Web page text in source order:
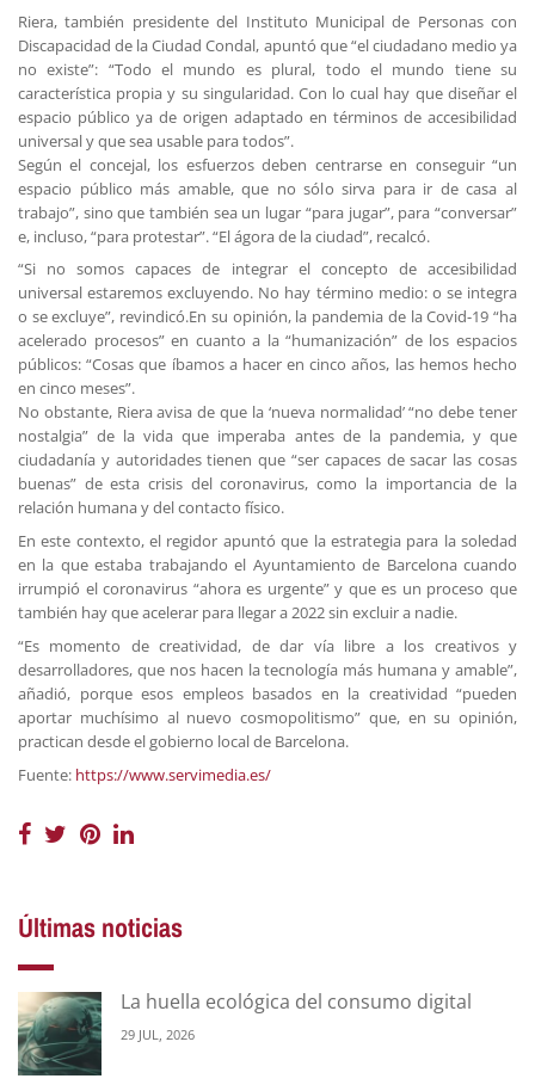
Riera, también presidente del Instituto Municipal de Personas con
Discapacidad de la Ciudad Condal, apuntó que “el ciudadano medio ya
no existe”: “Todo el mundo es plural, todo el mundo tiene su
característica propia y su singularidad. Con lo cual hay que diseñar el
espacio público ya de origen adaptado en términos de accesibilidad
universal y que sea usable para todos”.
Según el concejal, los esfuerzos deben centrarse en conseguir “un
espacio público más amable, que no sólo sirva para ir de casa al
trabajo”, sino que también sea un lugar “para jugar”, para “conversar”
e, incluso, “para protestar”. “El ágora de la ciudad”, recalcó.
“Si no somos capaces de integrar el concepto de accesibilidad
universal estaremos excluyendo. No hay término medio: o se integra
o se excluye”, revindicó.En su opinión, la pandemia de la Covid-19 “ha
acelerado procesos” en cuanto a la “humanización” de los espacios
públicos: “Cosas que íbamos a hacer en cinco años, las hemos hecho
en cinco meses”.
No obstante, Riera avisa de que la ‘nueva normalidad’ “no debe tener
nostalgia” de la vida que imperaba antes de la pandemia, y que
ciudadanía y autoridades tienen que “ser capaces de sacar las cosas
buenas” de esta crisis del coronavirus, como la importancia de la
relación humana y del contacto físico.
En este contexto, el regidor apuntó que la estrategia para la soledad
en la que estaba trabajando el Ayuntamiento de Barcelona cuando
irrumpió el coronavirus “ahora es urgente” y que es un proceso que
también hay que acelerar para llegar a 2022 sin excluir a nadie.
“Es momento de creatividad, de dar vía libre a los creativos y
desarrolladores, que nos hacen la tecnología más humana y amable”,
añadió, porque esos empleos basados en la creatividad “pueden
aportar muchísimo al nuevo cosmopolitismo” que, en su opinión,
practican desde el gobierno local de Barcelona.
Fuente: https://www.servimedia.es/
Últimas noticias
La huella ecológica del consumo digital
29 JUL, 2026